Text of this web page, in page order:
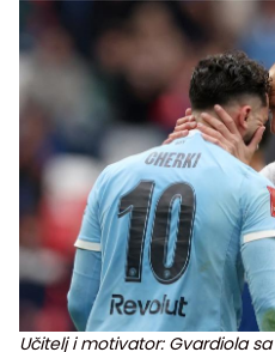
Učitelj i motivator: Gvardiola